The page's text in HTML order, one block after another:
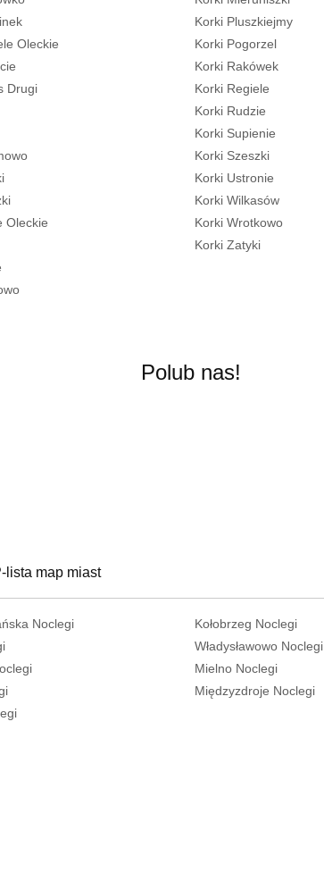
Oleckie
Drugi
Oleckie
Korki Pluszkiejmy
Korki Pogorzel
Korki Rakówek
Korki Regiele
Korki Rudzie
Korki Supienie
Korki Szeszki
Korki Ustronie
Korki Wilkasów
Korki Wrotkowo
Korki Zatyki
Polub nas!
lista map miast
Noclegi
Kołobrzeg Noclegi
Władysławowo Noclegi
Mielno Noclegi
Międzyzdroje Noclegi